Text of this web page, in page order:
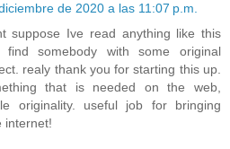
de 2020 a las 11:07 p.m.
suppose Ive read anything like this
somebody with some original
realy thank you for starting this up.
that is needed on the web,
originality. useful job for bringing
internet!